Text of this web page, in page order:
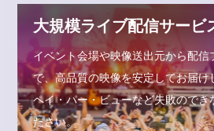
大規模ライブ配信サービ
イベント会場や映像送出元から配信
で、高品質の映像を安定してお届け
ペイ・パー・ビューなど失敗のでき
ださい。